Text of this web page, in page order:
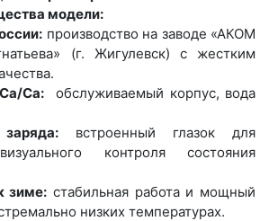
модели:
производство на заводе «АКОМ
(г. Жигулевск) с жестким
Ca: обслуживаемый корпус, вода
встроенный глазок для
контроля состояния
зиме: стабильная работа и мощный
низких температурах.